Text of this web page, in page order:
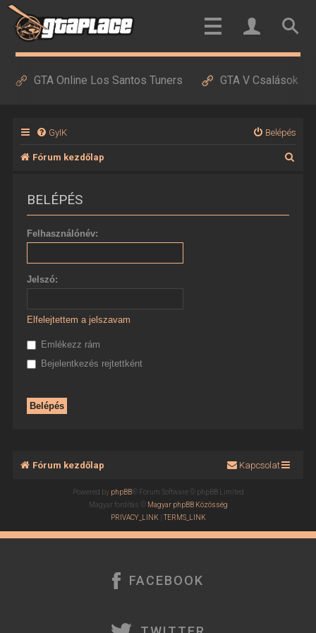
GTA Online Los Santos Tuners GTA V Csalások
GyIK Belépés
Fórum kezdőlap
BELÉPÉS
Felhasználónév:
Jelszó:
Elfelejtettem a jelszavam
Emlékezz rám
Bejelentkezés rejtettként
Fórum kezdőlap Kapcsolat
Powered by phpBB® Forum Software © phpBB Limited
Magyar fordítás © Magyar phpBB Közösség
PRIVACY_LINK |TERMS_LINK
FACEBOOK